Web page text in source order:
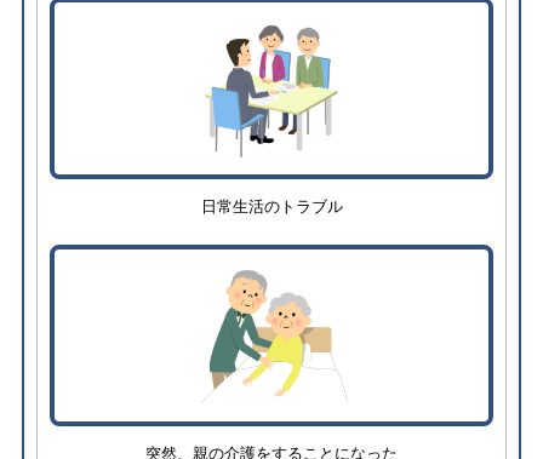
日常生活のトラブル
突然、親の介護をすることになった